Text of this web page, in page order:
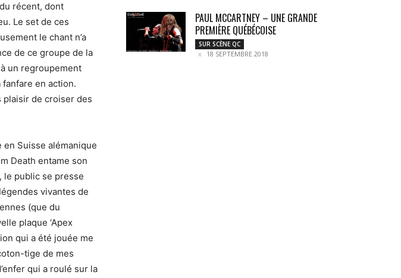
récent, dont
Le set de ces
le chant n’a
de ce groupe de la
un regroupement
en action.
plaisir de croiser des
en Suisse alémanique
Death entame son
le public se presse
vivantes de
(que du
plaque ‘Apex
qui a été jouée me
tige de mes
qui a roulé sur la
PAUL MCCARTNEY – UNE GRANDE
PREMIÈRE QUÉBÉCOISE
SUR SCÈNE QC
18 SEPTEMBRE 2018